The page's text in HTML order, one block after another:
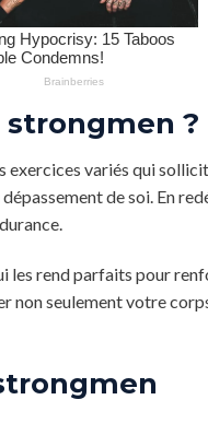
strongmen ?
variés qui
de soi. En
les rend parfaits pour
seulement votre